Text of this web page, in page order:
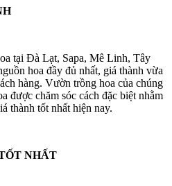
tại Đà Lạt, Sapa, Mê Linh, Tây
hoa đầy đủ nhất, giá thành vừa
hàng. Vườn trồng hoa của chúng
được chăm sóc cách đặc biệt nhằm
thành tốt nhất hiện nay.
NHẤT